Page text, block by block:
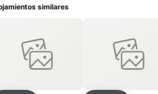
similares